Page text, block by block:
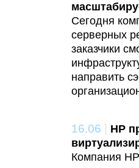
Сегодня
серверных
заказчики
направить
16.06 | HP
Компания